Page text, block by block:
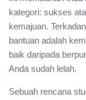
kategori: sukses
kemajuan.
bantuan adalah
baik daripada
Anda sudah lelah.
Sebuah rencana